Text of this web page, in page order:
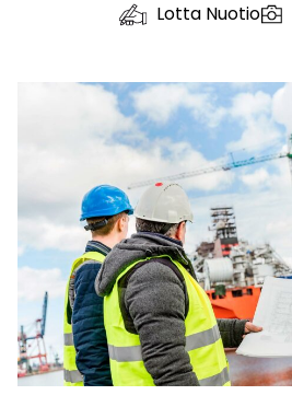
Lotta Nuotio